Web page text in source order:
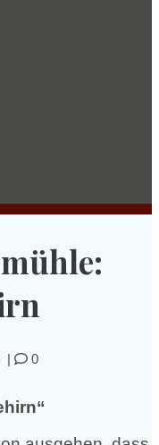
0